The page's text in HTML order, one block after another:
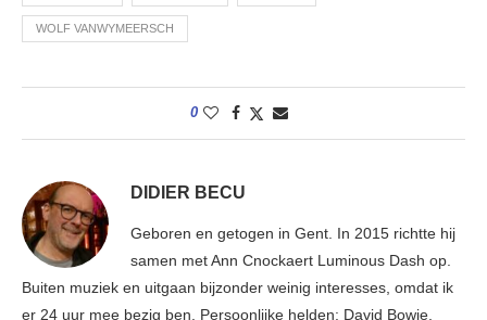
WOLF VANWYMEERSCH
0
DIDIER BECU
Geboren en getogen in Gent. In 2015 richtte hij
samen met Ann Cnockaert Luminous Dash op.
Buiten muziek en uitgaan bijzonder weinig interesses, omdat ik
er 24 uur mee bezig ben. Persoonlijke helden: David Bowie,